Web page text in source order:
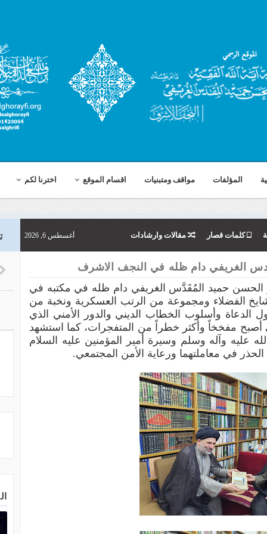
المؤلفات مواقف ومتبنيات اقسام الموقع اخترنا لكم
كلمات قصار مقالات وارشادات أغسطس 6, 2026
الغريفي دام ظله في النجف الاشرف
الحسن حميد المُقَدَّس الغريفي دام ظله في مكتبه في
الفضلاء ومجموعة من الرتب العسكرية ونخبة من
الدعاة وأسلوب الخطاب الديني والدور الأمني الذي
أصبح مفخخاً وأكثر خطراً من المتفجرات، كما استشهد
عليه وآله وسلم وسيرة أمير المؤمنين عليه السلام
في معاملتهما ورعاية الأمن المجتمعي.